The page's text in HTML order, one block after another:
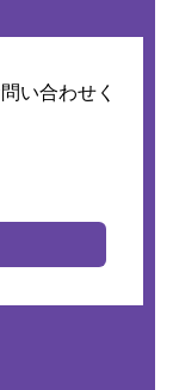
い合わせく